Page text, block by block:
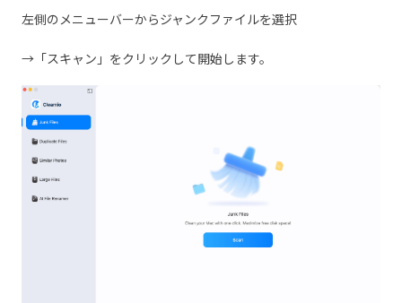
左側のメニューバーからジャンクファイルを選択
→「スキャン」をクリックして開始します。